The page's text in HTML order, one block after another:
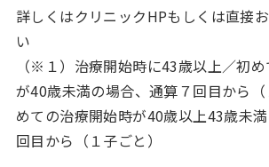
詳しくはクリニックHPもしくは直接
い
（※１）治療開始時に43歳以上／初
が40歳未満の場合、通算７回目から
めての治療開始時が40歳以上43歳未
回目から（１子ごと）